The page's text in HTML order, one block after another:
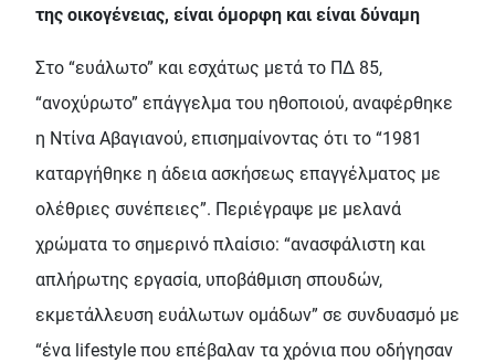
της οικογένειας, είναι όμορφη και είναι δύναμη
Στο “ευάλωτο” και εσχάτως μετά το ΠΔ 85,
“ανοχύρωτο” επάγγελμα του ηθοποιού, αναφέρθηκε
η Ντίνα Αβαγιανού, επισημαίνοντας ότι το “1981
καταργήθηκε η άδεια ασκήσεως επαγγέλματος με
ολέθριες συνέπειες”. Περιέγραψε με μελανά
χρώματα το σημερινό πλαίσιο: “ανασφάλιστη και
απλήρωτης εργασία, υποβάθμιση σπουδών,
εκμετάλλευση ευάλωτων ομάδων” σε συνδυασμό με
“ένα lifestyle που επέβαλαν τα χρόνια που οδήγησαν